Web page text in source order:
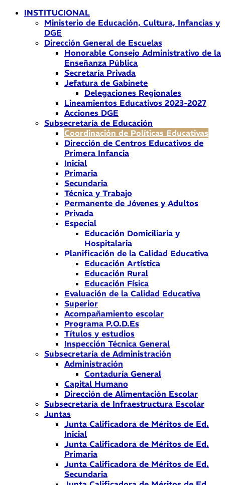
INSTITUCIONAL
Ministerio de Educación, Cultura, Infancias y
DGE
Dirección General de Escuelas
Honorable Consejo Administrativo de la
Enseñanza Pública
Secretaría Privada
Jefatura de Gabinete
Delegaciones Regionales
Lineamientos Educativos 2023-2027
Acciones DGE
Subsecretaría de Educación
Coordinación de Políticas Educativas
Dirección de Centros Educativos de
Primera Infancia
Inicial
Primaria
Secundaria
Técnica y Trabajo
Permanente de Jóvenes y Adultos
Privada
Especial
Educación Domiciliaria y
Hospitalaria
Planificación de la Calidad Educativa
Educación Artística
Educación Rural
Educación Física
Evaluación de la Calidad Educativa
Superior
Acompañamiento escolar
Programa P.O.D.Es
Títulos y estudios
Inspección Técnica General
Subsecretaría de Administración
Administración
Contaduría General
Capital Humano
Dirección de Alimentación Escolar
Subsecretaría de Infraestructura Escolar
Juntas
Junta Calificadora de Méritos de Ed.
Inicial
Junta Calificadora de Méritos de Ed.
Primaria
Junta Calificadora de Méritos de Ed.
Secundaria